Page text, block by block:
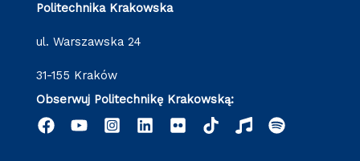
Politechnika Krakowska
ul. Warszawska 24
31-155 Kraków
Obserwuj Politechnikę Krakowską: